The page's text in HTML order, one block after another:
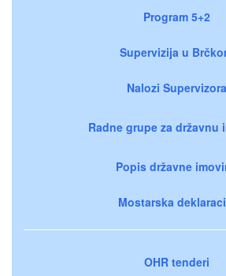
Program 5+2
Supervizija u
Nalozi Supervizora
Radne grupe za državnu
Popis državne
Mostarska
OHR tenderi